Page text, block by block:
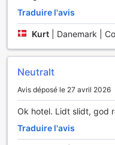
Haderslev, le confort et
pensées. Pour ceux qui
de la région, l'hôtel
de cette charmante
Haderslev, tout en étant
expérimentés qui
De plus, l'Hôtel Norden
Traduire l'avis
Kurt Danemark |
Neutralt
Avis déposé le 27 avril 2026
Ok hotel. Lidt slidt, god
Traduire l'avis